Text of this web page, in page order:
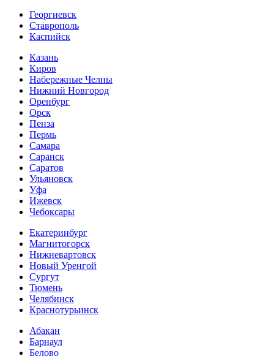
Георгиевск
Ставрополь
Каспийск
Казань
Киров
Набережные Челны
Нижний Новгород
Оренбург
Орск
Пенза
Пермь
Самара
Саранск
Саратов
Ульяновск
Уфа
Ижевск
Чебоксары
Екатеринбург
Магнитогорск
Нижневартовск
Новый Уренгой
Сургут
Тюмень
Челябинск
Краснотурьинск
Абакан
Барнаул
Белово